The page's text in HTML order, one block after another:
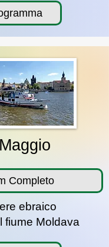
Completo
ebraico
fiume Moldava